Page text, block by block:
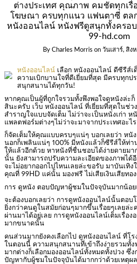
ต่างประเทศ คุณภาพ คมชัดทุกเรื่
โฆษณา ครบทุกแนว แฟนตาซี ตล
หนังออนไลน์ หนังฟรีดูสนุกทั้งครอบ
99-hd.com
By Charles Morris on วันเสาร์, สิง
หนังออนไลน์เลือก หนังออนไลน์ ดีซีรีส์เ
ความเบิกบานใจที่ดีเยี่ยมที่สุด มีครบทุกป
สนุกสนานได้ทุกวัน!
หากคุณเป็นผู้ที่ถูกใจรวมทั้งพึงพอใจดูหนังล่ะก็
สินะครับ เว็บ หนังออนไลน์ ที่เยี่ยมที่สุดในช่ว
สำราญใจแบบจัดเต็ม ไม่ว่าจะเป็นหนังเก่า ห
แพลตฟอร์มต่างๆไม่ว่าจะมาจากประเทศอะไร
ก็จัดเต็มให้คุณแบบครบๆแน่ๆ บอกเลยว่า หนั
นอกก็เพลินแน่ๆ 100% มีหนังแล้วก็ซีรีส์ให้ท่า
ให้แล้วอีกด้วย หาหนังที่ชื่นชอบได้ง่ายดายมา
นั้น ยังสามารถปรับความละเอียดของภาพได้
จะไม่อยากออกไปไหนเลยล่ะขอรับ มาบันเทิง
คุณที่ 99HD แค่นั้น มองฟรี ไม่เสียเงินเสียทอ
การ ดูหนัง ตอบปัญหาผู้ชมในปัจจุบันมากน้อย
จะต้องบอกเลยว่า การดูหนังออนไลน์นั้นตอ
ยิ่งกว่าคนดูในสมัยก่อนๆมากขึ้นเรื่อยๆเลยล่ะ
ผ่านมาได้อยู่เลย การดูหนังออนไลน์เต็มเรื่อง
มากขนาดนั้น
คนส่วนมากยังคงเลือกไป ดูหนังออนไลน์ ที่โ
ในตอนนี้ ความสนุกสนานที่เข้าถึงง่ายรวมทั้ง
มากต่างก็เลือกมองออนไลน์ทั้งหมดทั้งปวง ซึ่
ปัญหากับผู้ชมในปัจจุบันได้มากกว่าด้วยเหตุผ